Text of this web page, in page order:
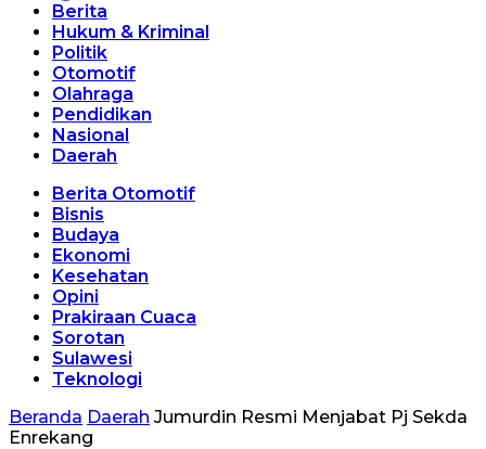
Berita
Hukum & Kriminal
Politik
Otomotif
Olahraga
Pendidikan
Nasional
Daerah
Berita Otomotif
Bisnis
Budaya
Ekonomi
Kesehatan
Opini
Prakiraan Cuaca
Sorotan
Sulawesi
Teknologi
Beranda Daerah Jumurdin Resmi Menjabat Pj Sekda
Enrekang